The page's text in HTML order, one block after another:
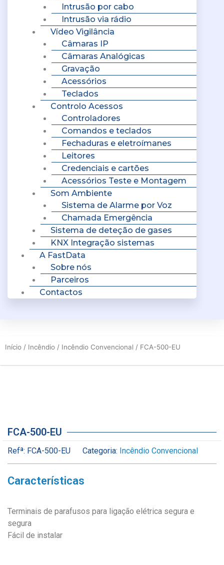
Intrusão por cabo
Intrusão via rádio
Vídeo Vigilância
Câmaras IP
Câmaras Analógicas
Gravação
Acessórios
Teclados
Controlo Acessos
Controladores
Comandos e teclados
Fechaduras e eletroímanes
Leitores
Credenciais e cartões
Acessórios Teste e Montagem
Som Ambiente
Sistema de Alarme por Voz
Chamada Emergência
Sistema de deteção de gases
KNX Integração sistemas
A FastData
Sobre nós
Parceiros
Contactos
Início / Incêndio / Incêndio Convencional / FCA-500-EU
FCA-500-EU
Refª: FCA-500-EU Categoria: Incêndio Convencional
Características
Terminais de parafusos para ligação elétrica segura e
segura
Fácil de instalar